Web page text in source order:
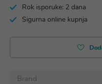
Rok isporuke: 2 dana
Sigurna online kupnja
Brand